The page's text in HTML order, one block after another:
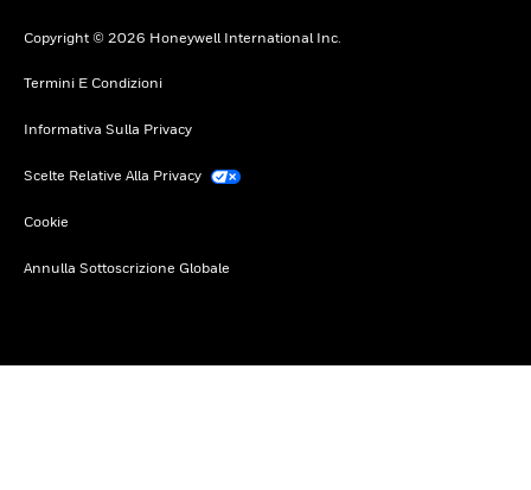
Copyright © 2026 Honeywell International Inc.
Termini E Condizioni
Informativa Sulla Privacy
Scelte Relative Alla Privacy
Cookie
Annulla Sottoscrizione Globale